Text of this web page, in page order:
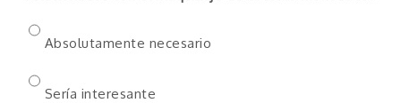
Absolutamente necesario
Sería interesante